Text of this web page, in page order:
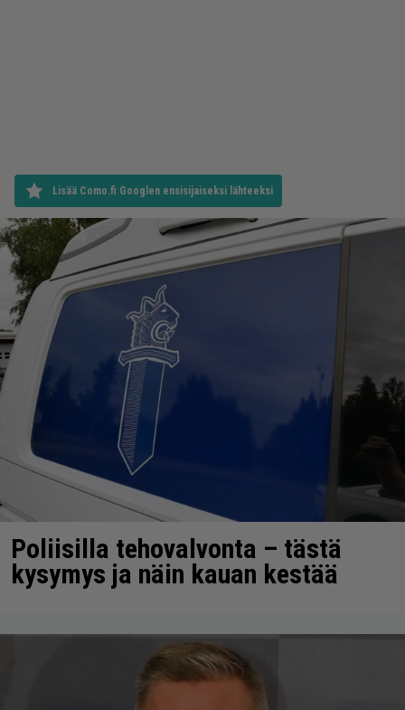
Lisää Como.fi Googlen ensisijaiseksi lähteeksi
Poliisilla tehovalvonta – tästä
kysymys ja näin kauan kestää